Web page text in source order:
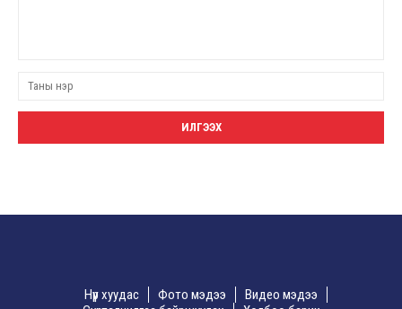
Нүүр хуудас Фото мэдээ
Видео мэдээ